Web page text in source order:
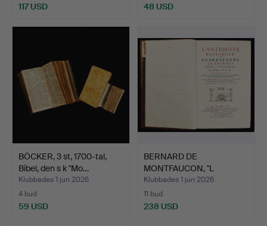
117 USD 48 USD
BÖCKER, 3 st, 1700-tal,
Bibel, den s k "Mo…
Klubbades 1 jun 2026
4 bud
59 USD
BERNARD DE
MONTFAUCON, "L
ántiquite expliq…
Klubbades 1 jun 2026
11 bud
238 USD